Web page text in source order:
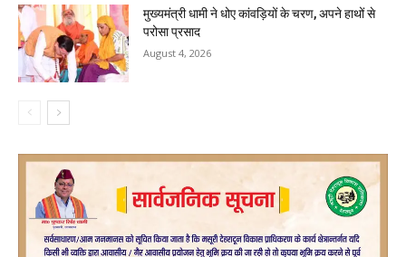
मुख्यमंत्री धामी ने धोए कांवड़ियों के चरण, अपने हाथों से
परोसा प्रसाद
August 4, 2026